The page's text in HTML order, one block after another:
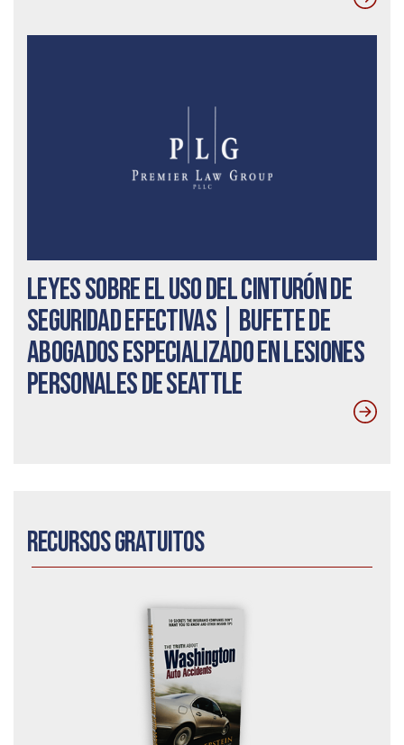
Leyes sobre el uso del cinturón de
seguridad efectivas | Bufete de
abogados especializado en lesiones
personales de Seattle
Recursos gratuitos